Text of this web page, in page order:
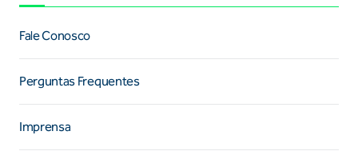
Fale Conosco
Perguntas Frequentes
Imprensa